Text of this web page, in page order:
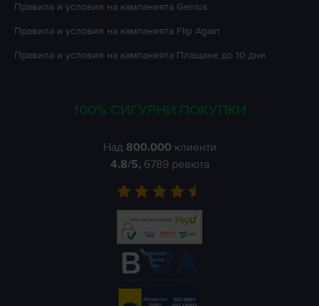
Правила и условия на кампанията Genius
Правила и условия на кампанията Flip Again
Правила и условия на кампанията Плащане до 10 дни
100% СИГУРНИ ПОКУПКИ
Над 800.000 клиенти
4.8/5, 6789 ревюта